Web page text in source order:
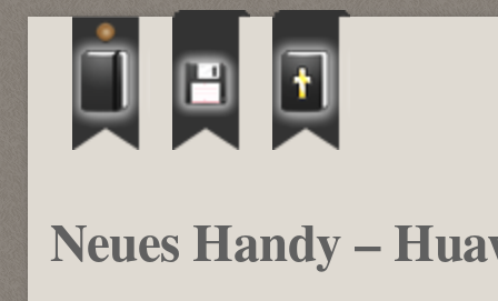
Neues Handy –